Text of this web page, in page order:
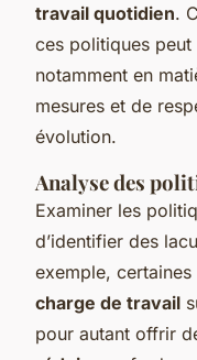
travail quotidien.
ces politiques
notamment en
mesures et de
évolution.
Analyse des
Examiner les
d’identifier des
exemple,
charge de travail
pour autant offrir